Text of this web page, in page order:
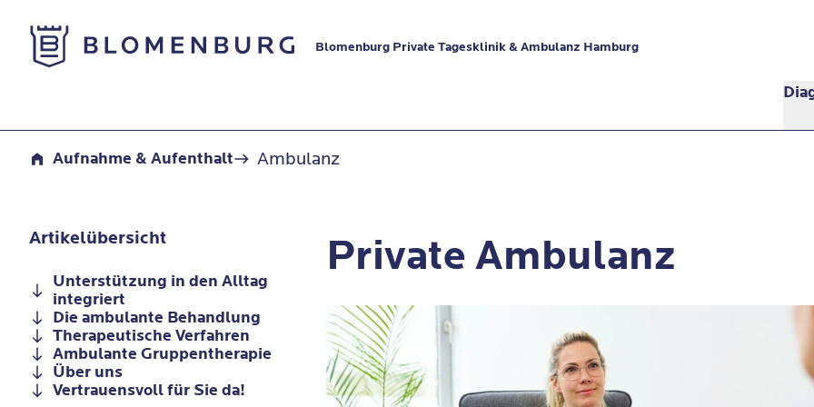
Zur Startseite
Blomenburg Private Tagesklinik & Ambulanz Hamburg
Aufnahme & Aufenthalt Ambulanz
Private Ambulanz
Artikelübersicht
Unterstützung in den Alltag
integriert
Die ambulante Behandlung
Therapeutische Verfahren
Ambulante Gruppentherapie
Über uns
Vertrauensvoll für Sie da!